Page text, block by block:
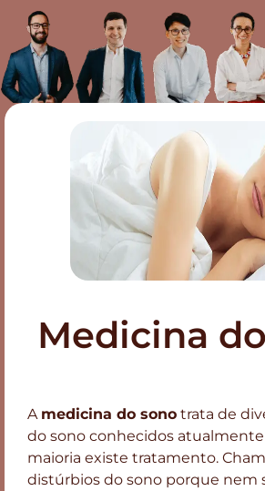
Medicina
A medicina do sono trata de
do sono conhecidos atualmente
maioria existe tratamento.
distúrbios do sono porque nem